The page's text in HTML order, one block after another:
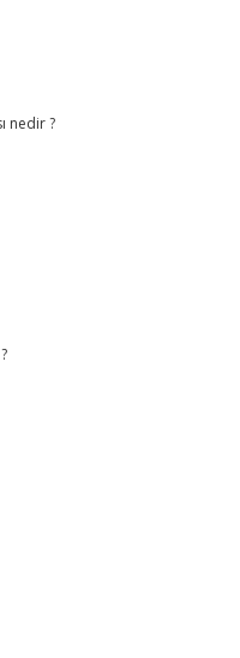
nedir ?